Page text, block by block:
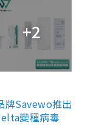
+2
牌Savewo推出
變種病毒